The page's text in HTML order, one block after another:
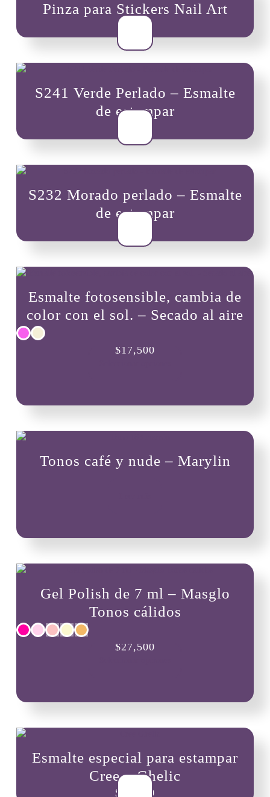
Pinza para Stickers Nail Art
$ 5,000
S241 Verde Perlado – Esmalte
de estampar
S232 Morado perlado – Esmalte
de estampar
Esmalte fotosensible, cambia de
color con el sol. – Secado al aire
$17,500
Las
se
elegir
Tonos café y nude – Marylin
Gel Polish de 7 ml – Masglo
Tonos cálidos
$27,500
Las
se
elegir
Esmalte especial para estampar
Cree – Ghelic
$ 10,900